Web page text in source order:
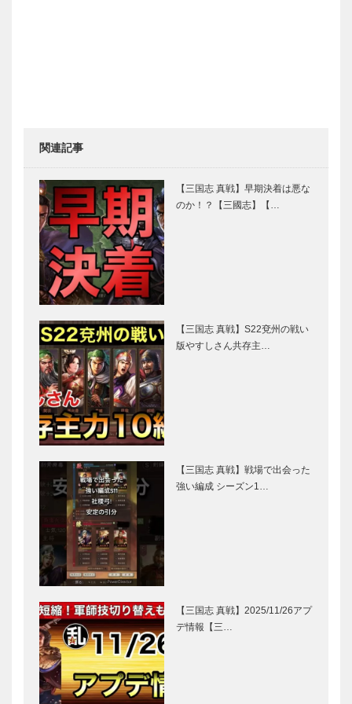
関連記事
【三国志 真戦】早期決着は悪な
のか！？【三國志】【…
【三国志 真戦】S22兗州の戦い
版やすしさん共存主…
【三国志 真戦】戦場で出会った
強い編成 シーズン1…
【三国志 真戦】2025/11/26アプ
デ情報【三…